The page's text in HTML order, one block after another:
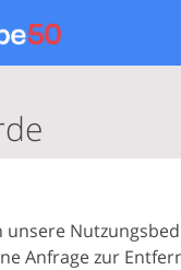
Anfrage zur